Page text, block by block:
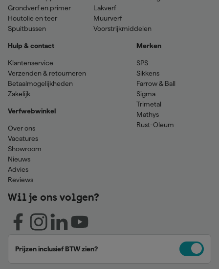
Grondverf en primer
Houtolie en teer
Spuitbussen
Lakverf
Muurverf
Voorstrijkmiddelen
Hulp & contact
Klantenservice
Verzenden & retourneren
Betaalmogelijkheden
Zakelijk
Verfwebwinkel
Over ons
Vacatures
Showroom
Nieuws
Advies
Reviews
Merken
SPS
Sikkens
Farrow & Ball
Sigma
Trimetal
Mathys
Rust-Oleum
Wil je ons volgen?
Prijzen inclusief BTW zien?